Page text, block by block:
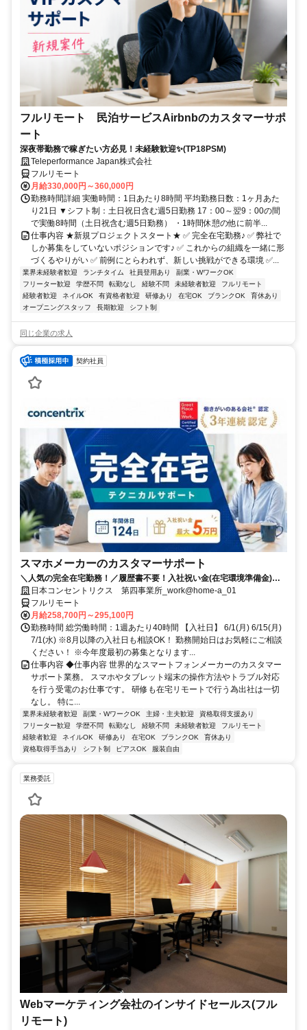
フルリモート 民泊サービスAirbnbのカスタマーサポ
ート
深夜帯勤務で稼ぎたい方必見！未経験歓迎✨(TP18PSM)
Teleperformance Japan株式会社
フルリモート
月給330,000円～360,000円
勤務時間詳細 実働時間：1日あたり8時間 平均勤務日数：1ヶ月あた
り21日 ▼シフト制：土日祝日含む週5日勤務 17：00～翌9：00の間
で実働8時間（土日祝含む週5日勤務） ・1時間休憩の他に前半...
仕事内容 ★新規プロジェクトスタート★ ✅ 完全在宅勤務♪ ✅ 弊社で
しか募集をしていないポジションです♪ ✅ これからの組織を一緒に形
づくるやりがい ✅ 前例にとらわれず、新しい挑戦ができる環境 ✅...
業界未経験者歓迎 ランチタイム 社員登用あり
副業・WワークOK
フリーター歓迎
学歴不問 転勤なし 経験不問 未経験者歓迎
フルリモート
経験者歓迎
ネイルOK 有資格者歓迎 研修あり 在宅OK ブランクOK
育休あり
オープニングスタッフ
長期歓迎 シフト制
同じ企業の求人
契約社員
スマホメーカーのカスタマーサポート
＼人気の完全在宅勤務！／履歴書不要！入社祝い金(在宅環境準備金)最
大5万円支給！入社手続きから研修・業務とすべてフルリモートなので
お住まいに関係なく働くことが出来る環境です！
日本コンセントリクス 第四事業所_work@home-a_01
フルリモート
月給258,700円～295,100円
勤務時間 総労働時間：1週あたり40時間 【入社日】 6/1(月) 6/15(月)
7/1(水) ※8月以降の入社日も相談OK！ 勤務開始日はお気軽にご相談
ください！ ※今年度最初の募集となります...
仕事内容 ◆仕事内容 世界的なスマートフォンメーカーのカスタマー
サポート業務。 スマホやタブレット端末の操作方法やトラブル対応
を行う受電のお仕事です。 研修も在宅リモートで行う為出社は一切
なし。 特に...
業界未経験者歓迎 副業・WワークOK 主婦・主夫歓迎
資格取得支援あり
フリーター歓迎
学歴不問 転勤なし 経験不問 未経験者歓迎
フルリモート
経験者歓迎
ネイルOK 研修あり 在宅OK ブランクOK
育休あり
資格取得手当あり
シフト制 ピアスOK 服装自由
業務委託
Webマーケティング会社のインサイドセールス(フル
リモート)